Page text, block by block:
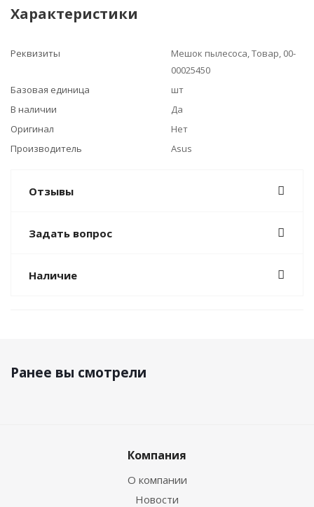
Характеристики
Реквизиты
Мешок пылесоса, Товар, 00-
00025450
Базовая единица
шт
В наличии
Да
Оригинал
Нет
Производитель
Asus
Отзывы
Задать вопрос
Наличие
Ранее вы смотрели
Компания
О компании
Новости